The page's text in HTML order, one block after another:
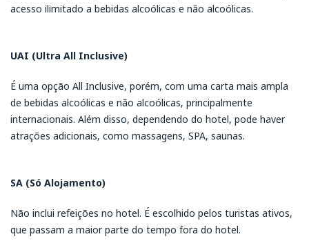
acesso ilimitado a bebidas alcoólicas e não alcoólicas.
UAI (Ultra All Inclusive)
É uma opção All Inclusive, porém, com uma carta mais ampla
de bebidas alcoólicas e não alcoólicas, principalmente
internacionais. Além disso, dependendo do hotel, pode haver
atrações adicionais, como massagens, SPA, saunas.
SA (Só Alojamento)
Não inclui refeições no hotel. É escolhido pelos turistas ativos,
que passam a maior parte do tempo fora do hotel.